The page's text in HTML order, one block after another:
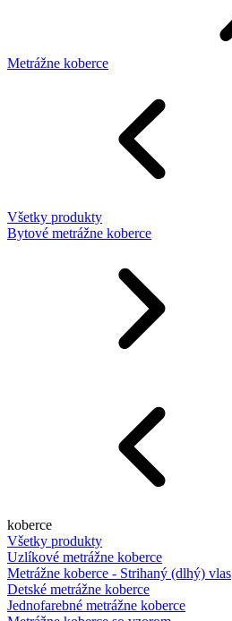
Metrážne koberce
Všetky produkty
Bytové metrážne koberce
koberce
Všetky produkty
Uzlíkové metrážne koberce
Metrážne koberce - Strihaný (dlhý) vlas
Detské metrážne koberce
Jednofarebné metrážne koberce